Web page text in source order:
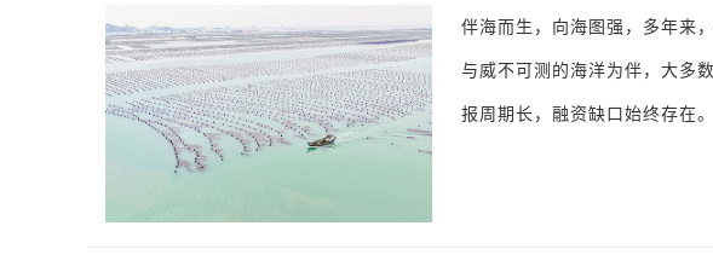
伴海而生，向海图强，多年来
与威不可测的海洋为伴，大多
报周期长，融资缺口始终存在。